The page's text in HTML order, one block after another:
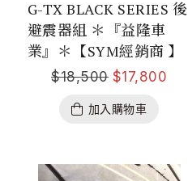
G-TX BLACK SERIES 後
避震器組 ＊『益隆車
業』＊【SYM經銷商 】
$18,500 $17,800
加入購物車